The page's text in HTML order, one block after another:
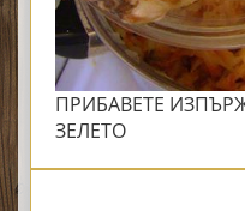
ПРИБАВЕТЕ
ЗЕЛЕТО